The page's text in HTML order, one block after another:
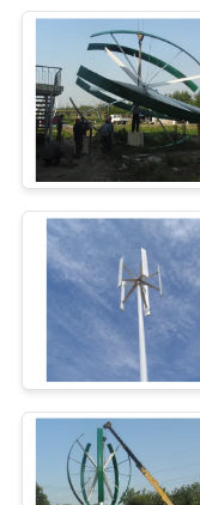
PRIVACY
POLICY